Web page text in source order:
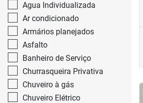
Agua Individualizada
Ar condicionado
Armários planejados
Asfalto
Banheiro de Serviço
Churrasqueira Privativa
Chuveiro à gás
Chuveiro Elétrico